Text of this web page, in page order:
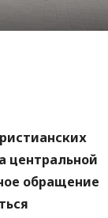
центрaльной
обращение